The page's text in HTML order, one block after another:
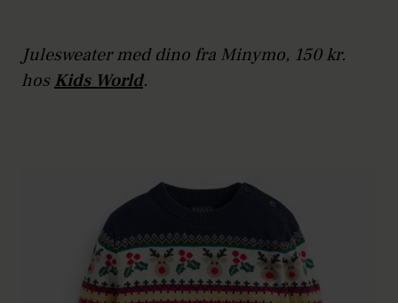
Julesweater med dino fra Minymo, 150 kr.
hosKids World.